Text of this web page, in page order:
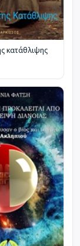
κατάθλιψης